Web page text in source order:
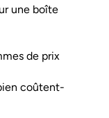
une boîte
de prix
coûtent-